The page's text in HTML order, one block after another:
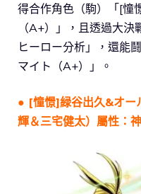
得合作角色（駒）「[憧
（A+）」，且透過大
ヒーロー分析」，還能
マイト（A+）」。
● [憧憬]緑谷出久&オー
輝＆三宅健太）屬性：神